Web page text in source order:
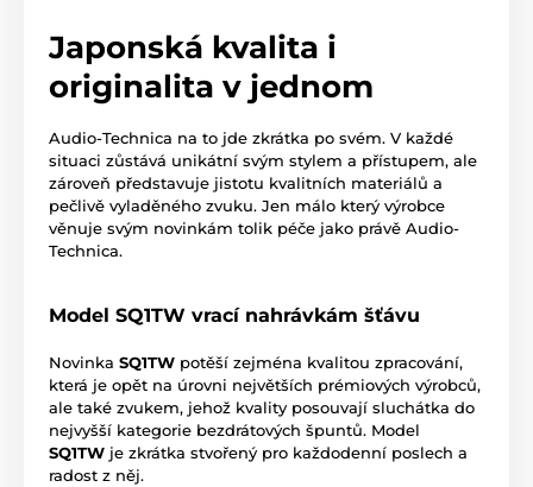
Japonská kvalita i
originalita v jednom
Audio-Technica na to jde zkrátka po svém. V každé
situaci zůstává unikátní svým stylem a přístupem, ale
zároveň představuje jistotu kvalitních materiálů a
pečlivě vyladěného zvuku. Jen málo který výrobce
věnuje svým novinkám tolik péče jako právě Audio-
Technica.
Model SQ1TW vrací nahrávkám šťávu
Novinka SQ1TW potěší zejména kvalitou zpracování,
která je opět na úrovni největších prémiových výrobců,
ale také zvukem, jehož kvality posouvají sluchátka do
nejvyšší kategorie bezdrátových špuntů. Model
SQ1TW je zkrátka stvořený pro každodenní poslech a
radost z něj.